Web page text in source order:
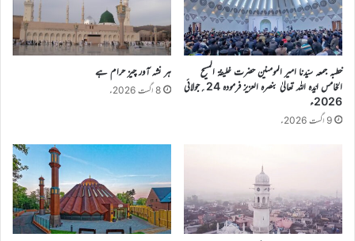
خطبہ جمعہ سیّدنا امیر المومنین حضرت خلیفۃ المسیح
الخامس ایّدہ اللہ تعالیٰ بنصرہ العزیز فرمودہ 24؍جولائی
2026ء
9 اگست 2026ء
ہر نشہ آور چیز حرام ہے
8 اگست 2026ء